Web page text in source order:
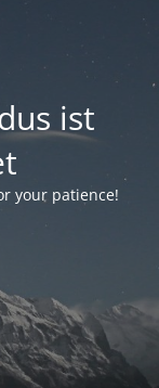
ist
your patience!